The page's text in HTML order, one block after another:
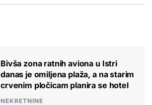
Bivša zona ratnih aviona u Istri
danas je omiljena plaža, a na starim
crvenim pločicam planira se hotel
NEKRETNINE